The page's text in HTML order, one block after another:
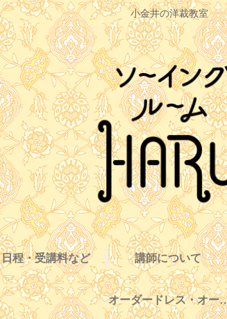
小金井の洋裁教室
日程・受講料など 講師について
オーダードレス